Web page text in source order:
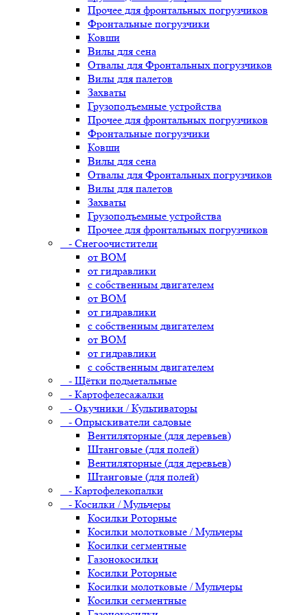
Прочее для фронтальных погрузчиков
Фронтальные погрузчики
Ковши
Вилы для сена
Отвалы для Фронтальных погрузчиков
Вилы для палетов
Захваты
Грузоподъемные устройства
Прочее для фронтальных погрузчиков
Фронтальные погрузчики
Ковши
Вилы для сена
Отвалы для Фронтальных погрузчиков
Вилы для палетов
Захваты
Грузоподъемные устройства
Прочее для фронтальных погрузчиков
- Снегоочистители
от ВОМ
от гидравлики
с собственным двигателем
от ВОМ
от гидравлики
с собственным двигателем
от ВОМ
от гидравлики
с собственным двигателем
- Щётки подметальные
- Картофелесажалки
- Окучники / Культиваторы
- Опрыскиватели садовые
Вентиляторные (для деревьев)
Штанговые (для полей)
Вентиляторные (для деревьев)
Штанговые (для полей)
- Картофелекопалки
- Косилки / Мульчеры
Косилки Роторные
Косилки молотковые / Мульчеры
Косилки сегментные
Газонокосилки
Косилки Роторные
Косилки молотковые / Мульчеры
Косилки сегментные